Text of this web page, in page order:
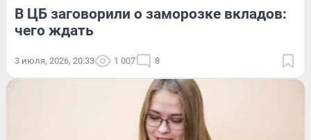
В ЦБ заговорили о заморозке вкладов:
чего ждать
3 июля, 2026, 20:33 1 007 8